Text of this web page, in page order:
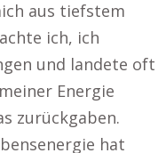
aus tiefstem
ich, ich
und landete oft
Energie
zurückgaben.
hat